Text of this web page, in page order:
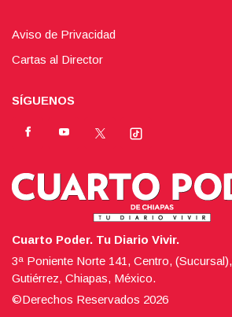
Aviso de Privacidad
Cartas al Director
SÍGUENOS
Cuarto Poder. Tu Diario Vivir.
3ª Poniente Norte 141, Centro,
Gutiérrez, Chiapas, México.
©Derechos Reservados 2026